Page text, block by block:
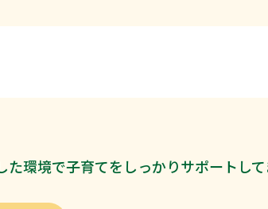
た環境で子育てをしっかりサポートし